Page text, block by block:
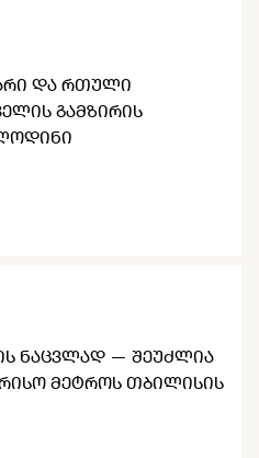
ᲓᲐ ᲠᲗᲣᲚᲘ
ᲒᲐᲛᲖᲘᲠᲘᲡ
ᲜᲐᲪᲕᲚᲐᲓ — ᲨᲔᲣᲫᲚᲘᲐ
ᲛᲔᲢᲠᲝᲡ ᲗᲑᲘᲚᲘᲡᲘᲡ